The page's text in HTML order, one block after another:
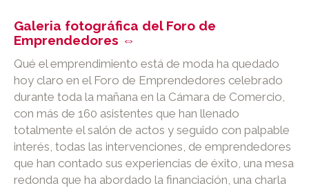
Galeria fotográfica del Foro de
Emprendedores ⇔
Qué el emprendimiento está de moda ha quedado
hoy claro en el Foro de Emprendedores celebrado
durante toda la mañana en la Cámara de Comercio,
con más de 160 asistentes que han llenado
totalmente el salón de actos y seguido con palpable
interés, todas las intervenciones, de emprendedores
que han contado sus experiencias de éxito, una mesa
redonda que ha abordado la financiación, una charla